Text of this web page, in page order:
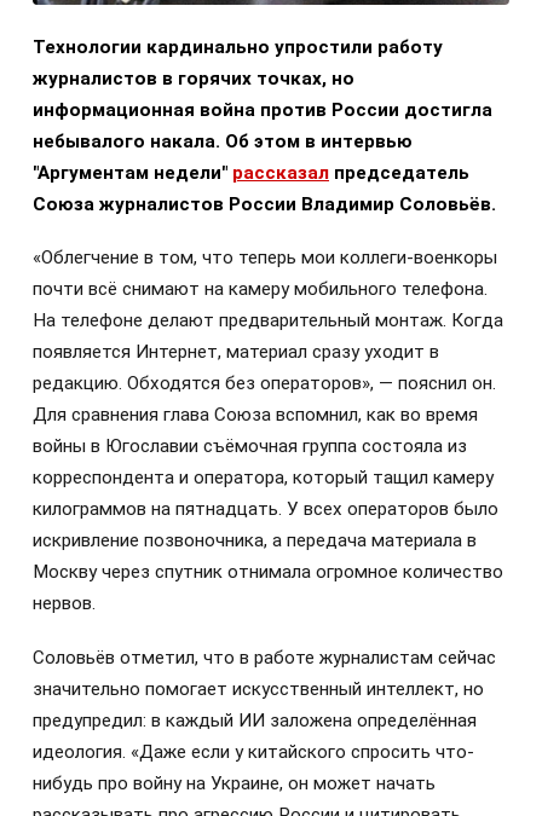
Технологии кардинально упростили работу
журналистов в горячих точках, но
информационная война против России достигла
небывалого накала. Об этом в интервью
"Аргументам недели" рассказал председатель
Союза журналистов России Владимир Соловьёв.
«Облегчение в том, что теперь мои коллеги-военкоры
почти всё снимают на камеру мобильного телефона.
На телефоне делают предварительный монтаж. Когда
появляется Интернет, материал сразу уходит в
редакцию. Обходятся без операторов», — пояснил он.
Для сравнения глава Союза вспомнил, как во время
войны в Югославии съёмочная группа состояла из
корреспондента и оператора, который тащил камеру
килограммов на пятнадцать. У всех операторов было
искривление позвоночника, а передача материала в
Москву через спутник отнимала огромное количество
нервов.
Соловьёв отметил, что в работе журналистам сейчас
значительно помогает искусственный интеллект, но
предупредил: в каждый ИИ заложена определённая
идеология. «Даже если у китайского спросить что-
нибудь про войну на Украине, он может начать